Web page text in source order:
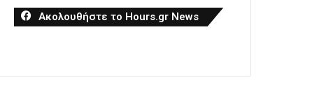
Ακολουθήστε το Hours.gr News